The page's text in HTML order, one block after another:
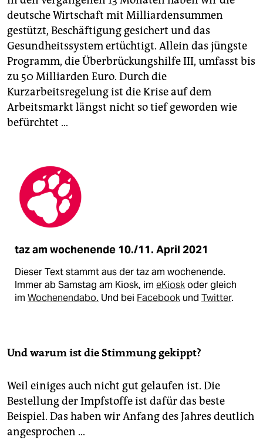
deutsche Wirtschaft mit Milliardensummen
gestützt, Beschäftigung gesichert und das
Gesundheitssystem ertüchtigt. Allein das jüngste
Programm, die Überbrückungshilfe III, umfasst bis
zu 50 Milliarden Euro. Durch die
Kurzarbeitsregelung ist die Krise auf dem
Arbeitsmarkt längst nicht so tief geworden wie
befürchtet …
taz am wochenende 10./11. April 2021
Dieser Text stammt aus der taz am wochenende.
Immer ab Samstag am Kiosk, im eKioskoder gleich
im Wochenendabo. Und bei Facebook und Twitter.
Und warum ist die Stimmung gekippt?
Weil einiges auch nicht gut gelaufen ist. Die
Bestellung der Impfstoffe ist dafür das beste
Beispiel. Das haben wir Anfang des Jahres deutlich
angesprochen …